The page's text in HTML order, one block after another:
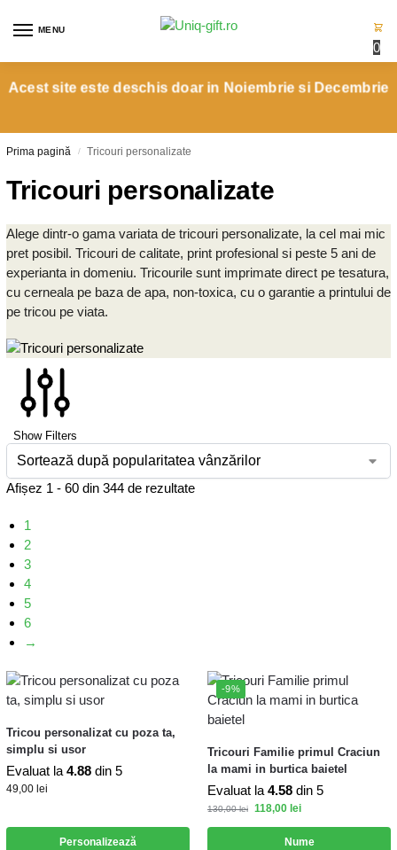
MENU
0
Acest site este deschis doar in Noiembrie si Decembrie
Prima pagină / Tricouri personalizate
Tricouri personalizate
Alege dintr-o gama variata de tricouri personalizate, la cel mai mic
pret posibil. Tricouri de calitate, print profesional si peste 5 ani de
experianta in domeniu. Tricourile sunt imprimate direct pe tesatura,
cu cerneala pe baza de apa, non-toxica, cu o garantie a printului de
pe tricou pe viata.
Show Filters
Afișez 1 - 60 din 344 de rezultate
1
2
3
4
5
6
→
Tricou personalizat cu poza ta,
simplu si usor
Evaluat la 4.88 din 5
49,00 lei
Personalizează
-9%
Tricouri Familie primul Craciun
la mami in burtica baietel
Evaluat la 4.58 din 5
130,00lei 118,00 lei
Nume